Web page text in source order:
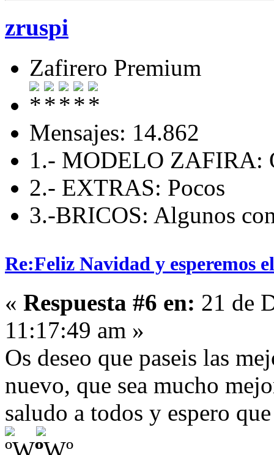
zruspi
Zafirero Premium
Mensajes: 14.862
1.- MODELO ZAFIRA:
2.- EXTRAS: Pocos
3.-BRICOS: Algunos
Re:Feliz Navidad y esperemos
« Respuesta #6 en: 21 de
11:17:49 am »
Os deseo que paseis las
nuevo, que sea mucho
saludo a todos y espero